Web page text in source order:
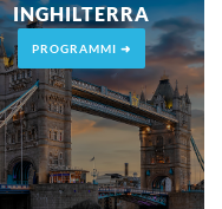
INGHILTERRA
PROGRAMMI ➜